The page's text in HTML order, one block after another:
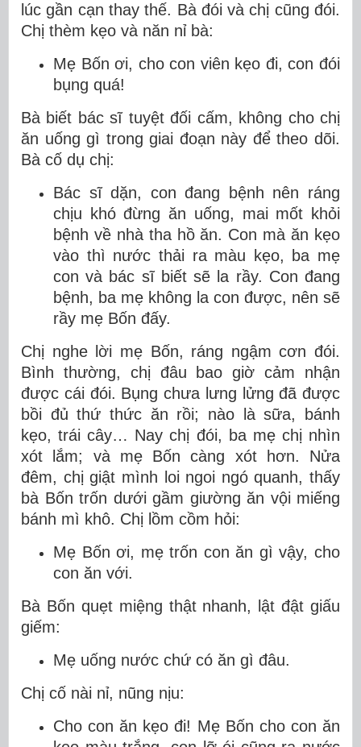
lúc gần cạn thay thế. Bà đói và chị cũng đói.
Chị thèm kẹo và năn nỉ bà:
Mẹ Bốn ơi, cho con viên kẹo đi, con đói
bụng quá!
Bà biết bác sĩ tuyệt đối cấm, không cho chị
ăn uống gì trong giai đoạn này để theo dõi.
Bà cố dụ chị:
Bác sĩ dặn, con đang bệnh nên ráng
chịu khó đừng ăn uống, mai mốt khỏi
bệnh về nhà tha hồ ăn. Con mà ăn kẹo
vào thì nước thải ra màu kẹo, ba mẹ
con và bác sĩ biết sẽ la rầy. Con đang
bệnh, ba mẹ không la con được, nên sẽ
rầy mẹ Bốn đấy.
Chị nghe lời mẹ Bốn, ráng ngậm cơn đói.
Bình thường, chị đâu bao giờ cảm nhận
được cái đói. Bụng chưa lưng lửng đã được
bồi đủ thứ thức ăn rồi; nào là sữa, bánh
kẹo, trái cây… Nay chị đói, ba mẹ chị nhìn
xót lắm; và mẹ Bốn càng xót hơn. Nửa
đêm, chị giật mình loi ngoi ngó quanh, thấy
bà Bốn trốn dưới gầm giường ăn vội miếng
bánh mì khô. Chị lồm cồm hỏi:
Mẹ Bốn ơi, mẹ trốn con ăn gì vậy, cho
con ăn với.
Bà Bốn quẹt miệng thật nhanh, lật đật giấu
giếm:
Mẹ uống nước chứ có ăn gì đâu.
Chị cố nài nỉ, nũng nịu:
Cho con ăn kẹo đi! Mẹ Bốn cho con ăn